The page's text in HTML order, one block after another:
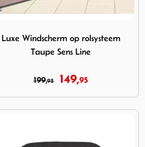
Luxe Windscherm op rolsysteem
Taupe Sens Line
199,95 149,95